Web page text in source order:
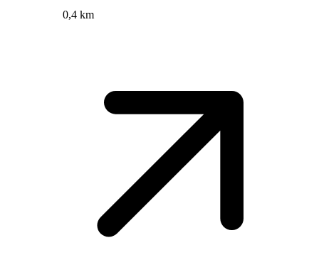
0,4 km